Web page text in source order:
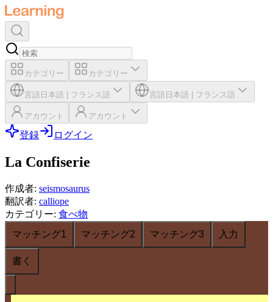
カテゴリー カテゴリー
言語 日本語 フランス語 言語 日本語 フランス語
アカウント アカウント
登録 ログイン
La Confiserie
作成者: seismosaurus
翻訳者: calliope
カテゴリー: 食べ物
マッチング1
マッチング2 マッチング3 入力
書く